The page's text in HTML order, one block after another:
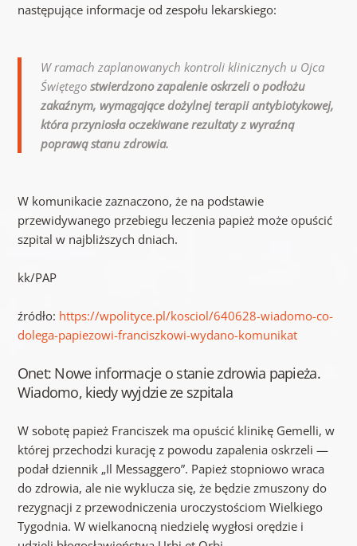
następujące informacje od zespołu lekarskiego:
W ramach zaplanowanych kontroli klinicznych u Ojca
Świętegostwierdzono zapalenie oskrzeli o podłożu
zakaźnym, wymagające dożylnej terapii antybiotykowej,
która przyniosła oczekiwane rezultaty z wyraźną
poprawą stanu zdrowia.
W komunikacie zaznaczono, że na podstawie
przewidywanego przebiegu leczenia papież może opuścić
szpital w najbliższych dniach.
kk/PAP
źródło: https://wpolityce.pl/kosciol/640628-wiadomo-co-
dolega-papiezowi-franciszkowi-wydano-komunikat
Onet: Nowe informacje o stanie zdrowia papieża.
Wiadomo, kiedy wyjdzie ze szpitala
W sobotę papież Franciszek ma opuścić klinikę Gemelli, w
której przechodzi kurację z powodu zapalenia oskrzeli —
podał dziennik „Il Messaggero”. Papież stopniowo wraca
do zdrowia, ale nie wyklucza się, że będzie zmuszony do
rezygnacji z przewodniczenia uroczystościom Wielkiego
Tygodnia. W wielkanocną niedzielę wygłosi orędzie i